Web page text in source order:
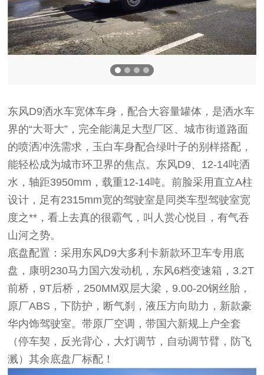
东风D9洒水车宽体车身，配合大容量罐体，是洒水车
界的“大哥大”，完全能满足大型厂区、城市街道路面
的喷洒冲洗需求，玉白车身配合绿叶子的别样搭配，
能轻松成为城市环卫界的焦点。东风D9、12-14吨洒
水，轴距3950mm，载重12-14吨。前脸采用直立A柱
设计，足有2315mm宽的驾驶室是同类车型驾驶室宽
度之**，看上去真的很霸气，叫人赏心悦目，有气吞
山河之势。
底盘配置：采用东风D9大多利卡新款环卫车专用底
盘，康明230马力国六发动机，东风6档变速箱，3.2T
前桥，9T后桥，250MM双层大梁，9.00-20钢丝胎，
原厂ABS，下防护，断气刹，液压方向助力，新款豪
华内饰驾驶室。带原厂空调，带国六新规上户全套
（停车契，反光背心，大灯调节，自动调节臂，防飞
溅）其余底盘厂标配！